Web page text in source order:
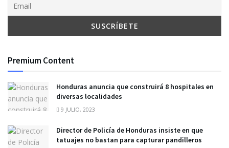
Premium Content
Honduras anuncia que construirá 8 hospitales en
diversas localidades
9 JULIO, 2023
Director de Policía de Honduras insiste en que
tatuajes no bastan para capturar pandilleros